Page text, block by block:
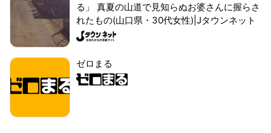
る」 真夏の山道で見知らぬお婆さんに握らさ
れたもの(山口県・30代女性)|Jタウンネット
ゼロまる